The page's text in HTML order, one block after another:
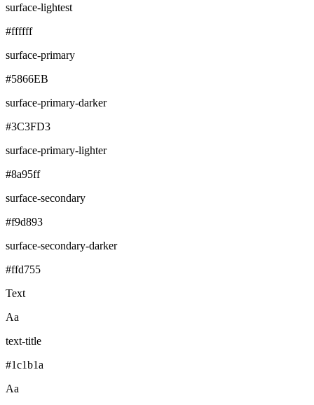
surface-lightest
#ffffff
surface-primary
#5866EB
surface-primary-darker
#3C3FD3
surface-primary-lighter
#8a95ff
surface-secondary
#f9d893
surface-secondary-darker
#ffd755
Text
Aa
text-title
#1c1b1a
Aa